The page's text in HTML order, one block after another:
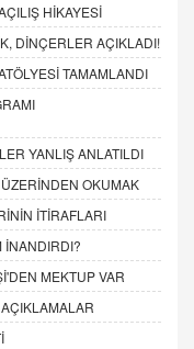
HİKAYESİ
DİNÇERLER AÇIKLADI!
TAMAMLANDI
YANLIŞ ANLATILDI
OKUMAK
İTİRAFLARI
İNANDIRDI?
MEKTUP VAR